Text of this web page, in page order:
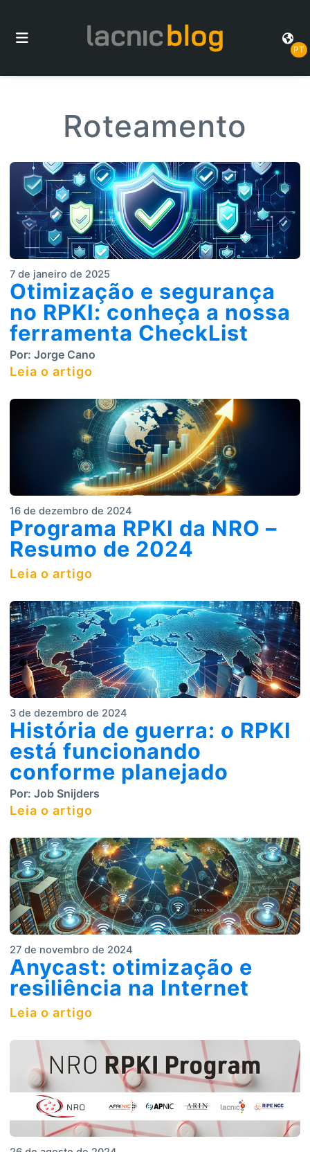
PT
Roteamento
7 de janeiro de 2025
Otimização e segurança
no RPKI: conheça a nossa
ferramenta CheckList
Por: Jorge Cano
Leia o artigo
16 de dezembro de 2024
Programa RPKI da NRO –
Resumo de 2024
Leia o artigo
3 de dezembro de 2024
História de guerra: o RPKI
está funcionando
conforme planejado
Por: Job Snijders
Leia o artigo
27 de novembro de 2024
Anycast: otimização e
resiliência na Internet
Leia o artigo